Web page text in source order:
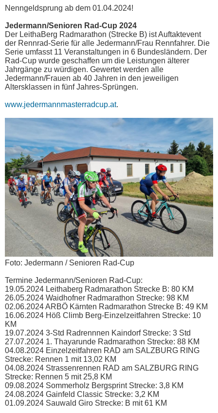
Nenngeldsprung ab dem 01.04.2024!
Jedermann/Senioren Rad-Cup 2024
Der LeithaBerg Radmarathon (Strecke B) ist Auftaktevent
der Rennrad-Serie für alle Jedermann/Frau Rennfahrer. Die
Serie umfasst 11 Veranstaltungen in 6 Bundesländern. Der
Rad-Cup wurde geschaffen um die Leistungen älterer
Jahrgänge zu würdigen. Gewertet werden alle
Jedermann/Frauen ab 40 Jahren in den jeweiligen
Altersklassen in fünf Jahres-Sprüngen.
www.jedermannmasterradcup.at.
Foto: Jedermann / Senioren Rad-Cup
Termine Jedermann/Senioren Rad-Cup:
19.05.2024 Leithaberg Radmarathon Strecke B: 80 KM
26.05.2024 Waidhofner Radmarathon Strecke: 98 KM
02.06.2024 ARBÖ Kärnten Radmarathon Strecke B: 49 KM
16.06.2024 Höß Climb Berg-Einzelzeitfahren Strecke: 10
KM
19.07.2024 3-Std Radrennnen Kaindorf Strecke: 3 Std
27.07.2024 1. Thayarunde Radmarathon Strecke: 88 KM
04.08.2024 Einzelzeitfahren RAD am SALZBURG RING
Strecke: Rennen 1 mit 13,02 KM
04.08.2024 Strassenrennen RAD am SALZBURG RING
Strecke: Rennen 5 mit 25,8 KM
09.08.2024 Sommerholz Bergsprint Strecke: 3,8 KM
24.08.2024 Gainfeld Classic Strecke: 3,2 KM
01.09.2024 Sauwald Giro Strecke: B mit 61 KM